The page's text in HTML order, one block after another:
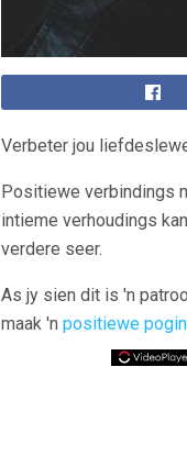
Verbeter jou
Positiewe verbindings
intieme verhoudings
verdere seer.
As jy sien dit is 'n
maak 'n positiewe